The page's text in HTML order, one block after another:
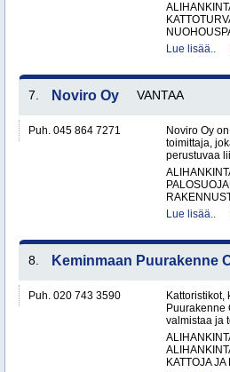
Lue lisää..
7. Noviro Oy VANTAA
Puh. 045 864 7271
Noviro Oy
toimittaja,
perustuvaa
Lue lisää..
8. Keminmaan Puurakenne
Puh. 020 743 3590
Puurakenne
valmistaa ja
KATTOJA